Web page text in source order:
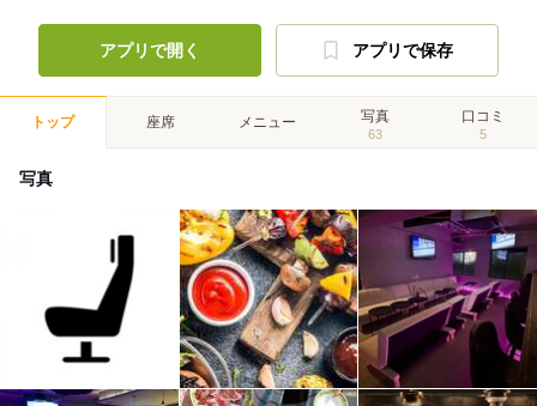
アプリで開く アプリで保存
トップ 座席 メニュー 写真
63
口コミ
5
写真